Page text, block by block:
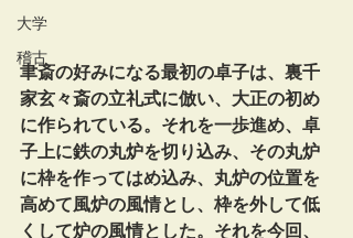
大学
稽古
聿斎の好みになる最初の卓子は、裏千
家玄々斎の立礼式に倣い、大正の初め
に作られている。それを一歩進め、卓
子上に鉄の丸炉を切り込み、その丸炉
に枠を作ってはめ込み、丸炉の位置を
高めて風炉の風情とし、枠を外して低
くして炉の風情とした。それを今回、